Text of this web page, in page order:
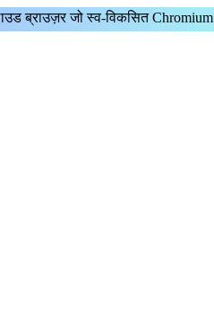
ब्राउज़र जोस्व-विकसित Chromium